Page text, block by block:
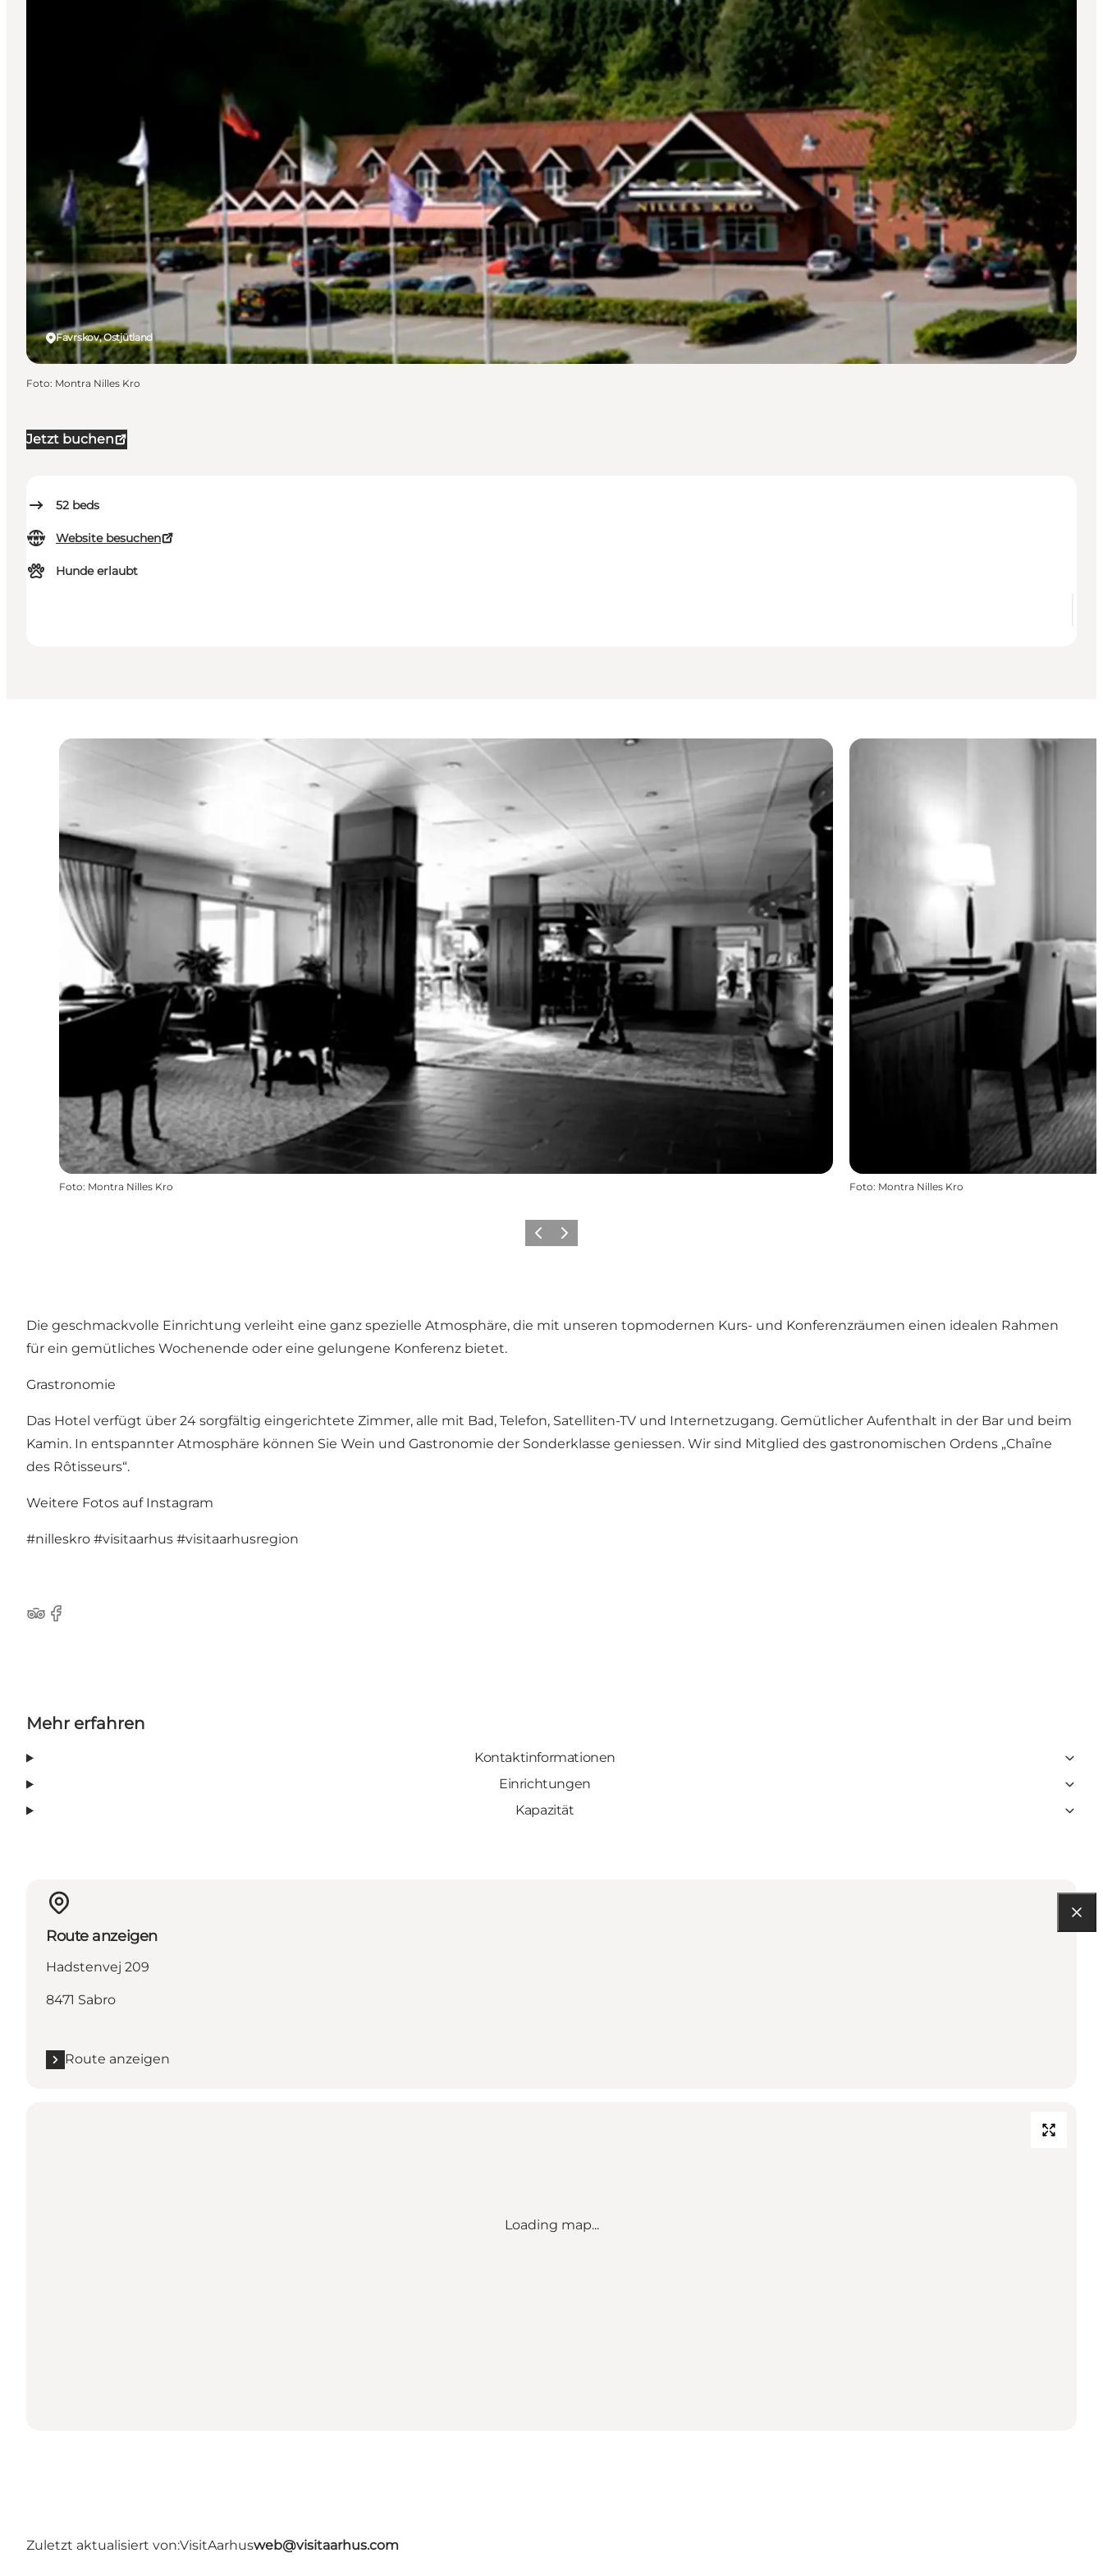
Jetzt buchen
52 beds
Website besuchen
Hunde erlaubt
Favrskov, Ostjütland
Foto: Montra Nilles Kro
Foto: Montra Nilles Kro Foto: Montra Nilles Kro
ZurückWeiter
Die geschmackvolle Einrichtung verleiht eine ganz spezielle Atmosphäre, die mit unseren topmodernen Kurs- und Konferenzräumen einen idealen Rahmen
für ein gemütliches Wochenende oder eine gelungene Konferenz bietet.
Grastronomie
Das Hotel verfügt über 24 sorgfältig eingerichtete Zimmer, alle mit Bad, Telefon, Satelliten-TV und Internetzugang. Gemütlicher Aufenthalt in der Bar und beim
Kamin. In entspannter Atmosphäre können Sie Wein und Gastronomie der Sonderklasse geniessen. Wir sind Mitglied des gastronomischen Ordens „Chaîne
des Rôtisseurs“.
Weitere Fotos auf Instagram
#nilleskro #visitaarhus #visitaarhusregion
TripAdvisor
Facebook
Mehr erfahren
Kontaktinformationen
Einrichtungen
Kapazität
Route anzeigen
Hadstenvej 209
8471 Sabro
Route anzeigen
Loading map...
Zuletzt aktualisiert von:VisitAarhusweb@visitaarhus.com